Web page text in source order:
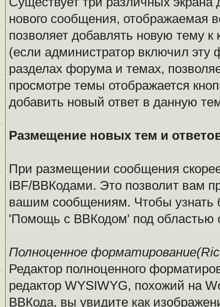
нового сообщения, отображаемая
позволяет добавлять новую тему к
(если администратор включил эту
разделах форума и темах,
просмотре темы отображается
добавить новый ответ в данную
Размещение новых тем и
При размещении сообщения
IBF/BBКодами. Это позволит вам
вашим сообщениям. Чтобы узнать
'Помощь с BBКодом' под областью
Полноценное
Редактор полноценного
редактор WYSIWYG, похожий на
ВВКода, вы увидите как